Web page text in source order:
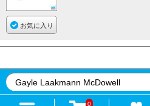
お気に入り
0